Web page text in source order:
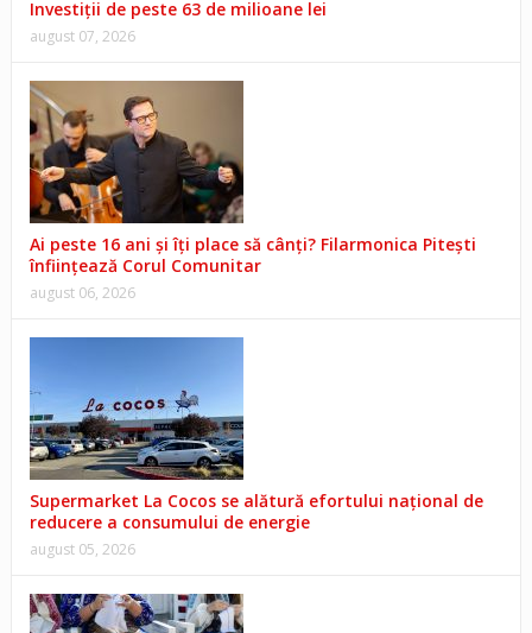
Investiții de peste 63 de milioane lei
august 07, 2026
Ai peste 16 ani și îți place să cânți? Filarmonica Pitești
înființează Corul Comunitar
august 06, 2026
Supermarket La Cocos se alătură efortului național de
reducere a consumului de energie
august 05, 2026